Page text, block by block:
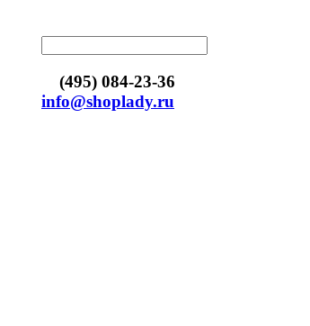
(495) 084-23-36
info@shoplady.ru